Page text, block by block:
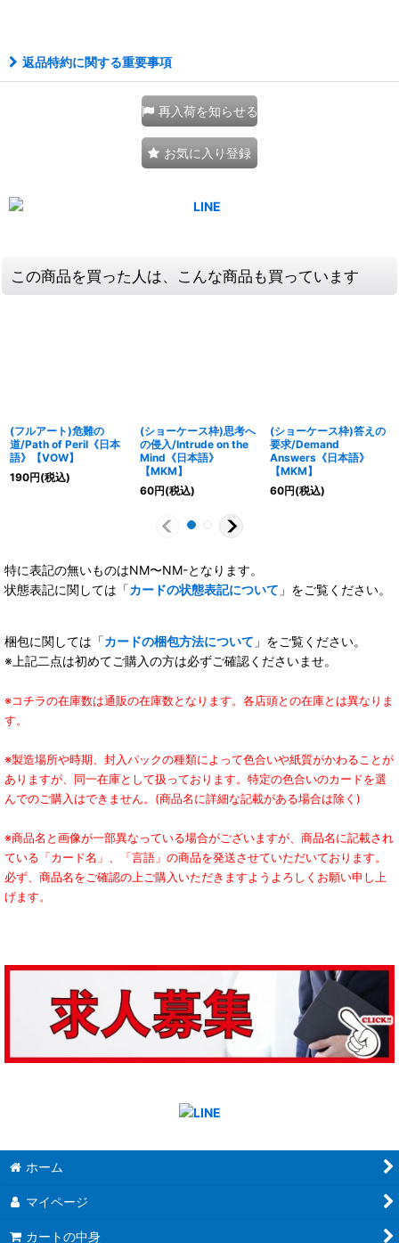
返品特約に関する重要事項
再入荷を知らせる
お気に入り登録
この商品を買った人は、こんな商品も買っています
(フルアート)危難の
道/Path of Peril《日本
語》【VOW】
190円(税込)
(ショーケース枠)思考へ
の侵入/Intrude on the
Mind《日本語》
【MKM】
60円(税込)
(ショーケース枠)答えの
要求/Demand
Answers《日本語》
【MKM】
60円(税込)
特に表記の無いものはNM〜NM-となります。
状態表記に関しては「カードの状態表記について 」をご覧ください。
梱包に関しては「カードの梱包方法について 」をご覧ください。
※上記二点は初めてご購入の方は必ずご確認くださいませ。
※コチラの在庫数は通販の在庫数となります。各店頭との在庫とは異なりま
す。
※製造場所や時期、封入パックの種類によって色合いや紙質がかわることが
ありますが、同一在庫として扱っております。特定の色合いのカードを選
んでのご購入はできません。(商品名に詳細な記載がある場合は除く)
※商品名と画像が一部異なっている場合がございますが、商品名に記載され
ている「カード名」、「言語」の商品を発送させていただいております。
必ず、商品名をご確認の上ご購入いただきますようよろしくお願い申し上
げます。
ホーム
マイページ
カートの中身